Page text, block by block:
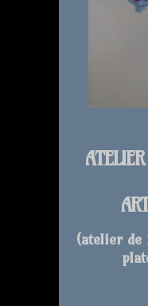
(atelier de